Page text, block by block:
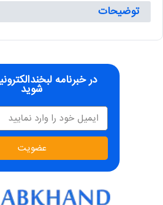
توضیحات
در خبرنامه
شوید
عضویت